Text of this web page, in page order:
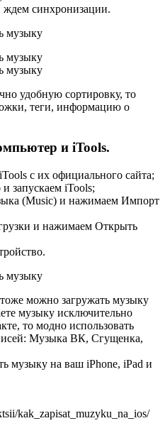
синхронизации.
удобную сортировку, то
теги, информацию о
и iTools.
с их официального сайта;
запускаем iTools;
(Music) и нажимаем Импорт
и нажимаем Открыть
можно загружать музыку
музыку исключительно
то модно использовать
Музыка ВК, Сгущенка,
музыку на ваш iPhone, iPad и
kak_zapisat_muzyku_na_ios/